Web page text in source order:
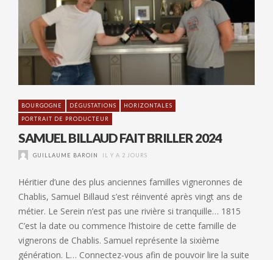
BOURGOGNE DÉGUSTATIONS
HORIZONTALES
PORTRAIT DE PRODUCTEUR
SAMUEL BILLAUD FAIT BRILLER 2024
GUILLAUME BAROIN IL Y A 2 JOURS
Héritier d’une des plus anciennes familles vigneronnes de
Chablis, Samuel Billaud s’est réinventé après vingt ans de
métier. Le Serein n’est pas une rivière si tranquille… 1815
C’est la date ou commence l’histoire de cette famille de
vignerons de Chablis. Samuel représente la sixième
génération. L… Connectez-vous afin de pouvoir lire la suite